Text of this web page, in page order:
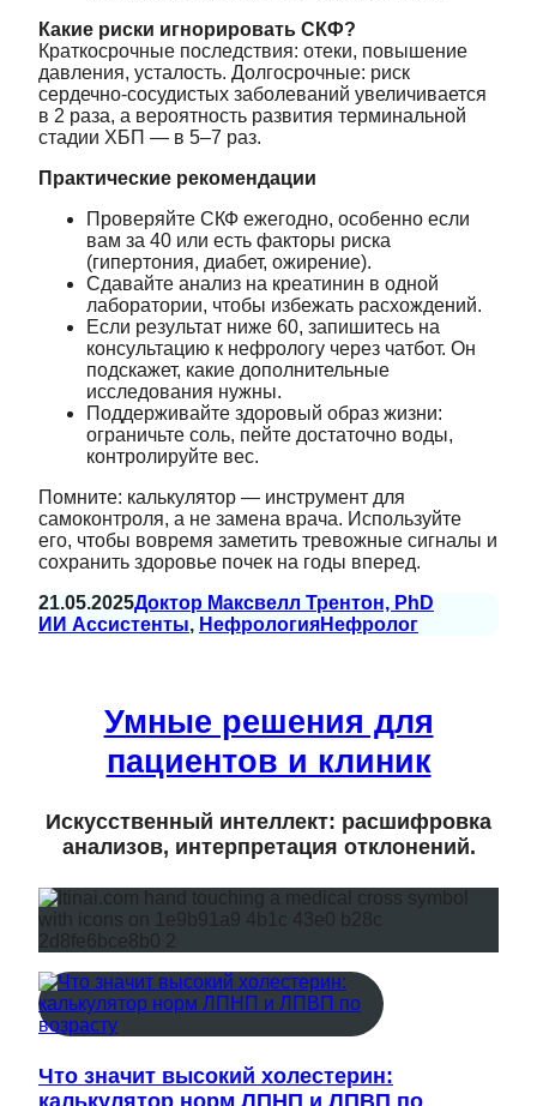
Какие риски игнорировать СКФ?
Краткосрочные последствия: отеки, повышение
давления, усталость. Долгосрочные: риск
сердечно-сосудистых заболеваний увеличивается
в 2 раза, а вероятность развития терминальной
стадии ХБП — в 5–7 раз.
Практические рекомендации
Проверяйте СКФ ежегодно, особенно если
вам за 40 или есть факторы риска
(гипертония, диабет, ожирение).
Сдавайте анализ на креатинин в одной
лаборатории, чтобы избежать расхождений.
Если результат ниже 60, запишитесь на
консультацию к нефрологу через чатбот. Он
подскажет, какие дополнительные
исследования нужны.
Поддерживайте здоровый образ жизни:
ограничьте соль, пейте достаточно воды,
контролируйте вес.
Помните: калькулятор — инструмент для
самоконтроля, а не замена врача. Используйте
его, чтобы вовремя заметить тревожные сигналы и
сохранить здоровье почек на годы вперед.
21.05.2025Доктор Максвелл Трентон, PhD
ИИ Ассистенты, НефрологияНефролог
Умные решения для
пациентов и клиник
Искусственный интеллект: расшифровка
анализов, интерпретация отклонений.
Что значит высокий холестерин: